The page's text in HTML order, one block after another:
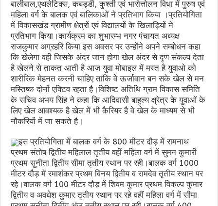
बालीबाल,एथलेटिक्स, कबड्डी, कुश्ती एवं भारोत्तोलन विधा में पुरुष एवं
महिला वर्ग के बालक एवं बालिकाओं ने प्रतिभाग किया ।प्रतियोगिता
में विकासखंड ग्रामीण क्षेत्रों एवं विद्यालयों के खिलाड़ियों ने
प्रतिभाग किया।कार्यक्रम का शुभारम्भ नगर पंचायत अध्यक्ष
राजकुमार अग्रहरि किया इस अवसर पर उन्होंने अपने सम्बोधन कहा
कि खेलेगा वही जिसके अंदर जान होगा खेल अंदर से दृण संकल्प देता
है खेलने से ताकत आती है आज युवा मोबाइल में मस्त है युवाओ को
शारीरिक मेहनत करनी चाहिए ताकि वे ऊर्जावान बन सके खेल से मन
मस्तिष्क दोनों एक्टिव रहता है।विशिष्ट अतिथि ग्राम विकास समिति
के सचिव अभय सिंह ने कहा कि आदिवासी बाहुल्य क्ष्रेत्र के युवाओं के
लिए खेल आवश्यक है खेल में भी कैरियर है वे खेल के माध्यम से भी
नौकरियों में जा सकते है।
इस प्रतियोगिता में बालक वर्ग के 800 मीटर दौड़ में रामनाथ
प्रथम संतोष द्वितीय महिलाल तृतीय वहीं महिला वर्ग में सुमन कुमारी
प्रथम सुनीता द्वितीय सीमा तृतीय स्थान पर रही।बालक वर्ग 1000
मीटर दौड़ में रमाशंकर प्रथम विनय द्वितीय व रामदेव तृतीय स्थान पर
रहे।बालक वर्ग 100 मीटर दौड़ में शिवम कुमार प्रथम विकल्प कुमार
द्वितीय व अवधेश कुमार तृतीय स्थान पर रहे वहीं महिला वर्ग में सीमा